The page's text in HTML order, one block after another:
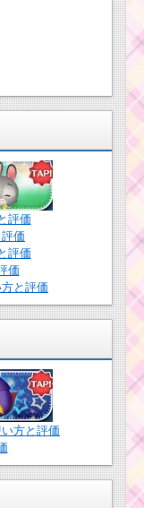
評価
価
評価
価
と評価
方と評価